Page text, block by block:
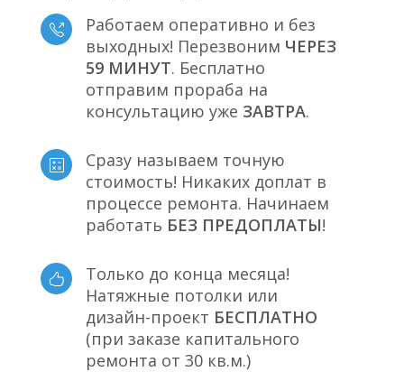
Работаем оперативно и без
выходных! Перезвоним ЧЕРЕЗ
59 МИНУТ. Бесплатно
отправим прораба на
консультацию уже ЗАВТРА.
Сразу называем точную
стоимость! Никаких доплат в
процессе ремонта. Начинаем
работать БЕЗ ПРЕДОПЛАТЫ!
Только до конца месяца!
Натяжные потолки или
дизайн-проект БЕСПЛАТНО
(при заказе капитального
ремонта от 30 кв.м.)